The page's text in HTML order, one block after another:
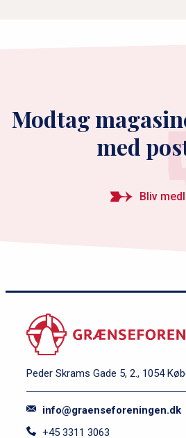
Modtag
med
Bliv
Peder Skrams Gade 5, 2., 1054
info@graenseforeningen.dk
+45 3311 3063